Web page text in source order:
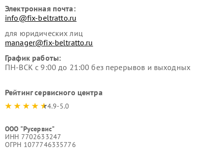
Электронная почта:
info@fix-beltratto.ru
для юридических лиц
manager@fix-beltratto.ru
График работы:
ПН-ВСК с 9:00 до 21:00 без перерывов и выходных
Рейтинг сервисного центра
4.9-5.0
ООО "Русервис"
ИНН 7702633247
ОГРН 1077746335776